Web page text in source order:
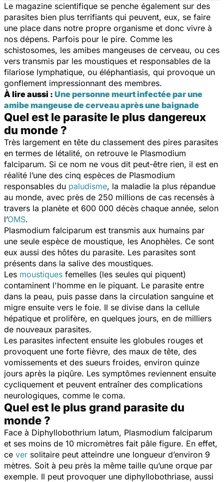
Le magazine scientifique se penche également sur des
parasites bien plus terrifiants qui peuvent, eux, se faire
une place dans notre propre organisme et donc vivre à
nos dépens. Parfois pour le pire. Comme les
schistosomes, les amibes mangeuses de cerveau, ou ces
vers transmis par les moustiques et responsables de la
filariose lymphatique, ou éléphantiasis, qui provoque un
gonflement impressionnant des membres.
À lire aussi : Une personne meurt infectée par une
amibe mangeuse de cerveau après une baignade
Quel est le parasite le plus dangereux
du monde ?
Très largement en tête du classement des pires parasites
en termes de létalité, on retrouve le Plasmodium
falciparum. Si ce nom ne vous dit peut-être rien, il est en
réalité l’une des cinq espèces de Plasmodium
responsables du paludisme, la maladie la plus répandue
au monde, avec près de 250 millions de cas recensés à
travers la planète et 600 000 décès chaque année, selon
l’OMS.
Plasmodium falciparum est transmis aux humains par
une seule espèce de moustique, les Anophèles. Ce sont
eux aussi des hôtes du parasite. Les parasites sont
présents dans la salive des moustiques.
Les moustiques femelles (les seules qui piquent)
contaminent l'homme en le piquant. Le parasite entre
dans la peau, puis passe dans la circulation sanguine et
migre ensuite vers le foie. Il se divise dans la cellule
hépatique et prolifère, en quelques jours, en de milliers
de nouveaux parasites.
Les parasites infectent ensuite les globules rouges et
provoquent une forte fièvre, des maux de tête, des
vomissements et des sueurs froides, environ quinze
jours après la piqûre. Les symptômes reviennent ensuite
cycliquement et peuvent entraîner des complications
neurologiques, comme le coma.
Quel est le plus grand parasite du
monde ?
Face à Diphyllobothrium latum, Plasmodium falciparum
et ses moins de 10 micromètres fait pâle figure. En effet,
ce ver solitaire peut atteindre une longueur d’environ 9
mètres. Soit à peu près la même taille qu’une orque par
exemple. Il peut provoquer une diphyllobothriase, aussi